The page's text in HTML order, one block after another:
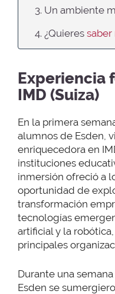
3. Un ambiente
4. ¿Quieres saber
Experiencia
IMD (Suiza)
En la primera
alumnos de Esden,
enriquecedora en
instituciones
inmersión ofreció a
oportunidad de
transformación
tecnologías
artificial y la
principales
Durante una
Esden se